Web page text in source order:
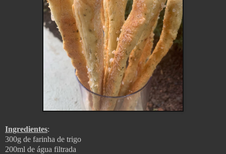
Ingredientes:
300g de farinha de trigo
200ml de água filtrada